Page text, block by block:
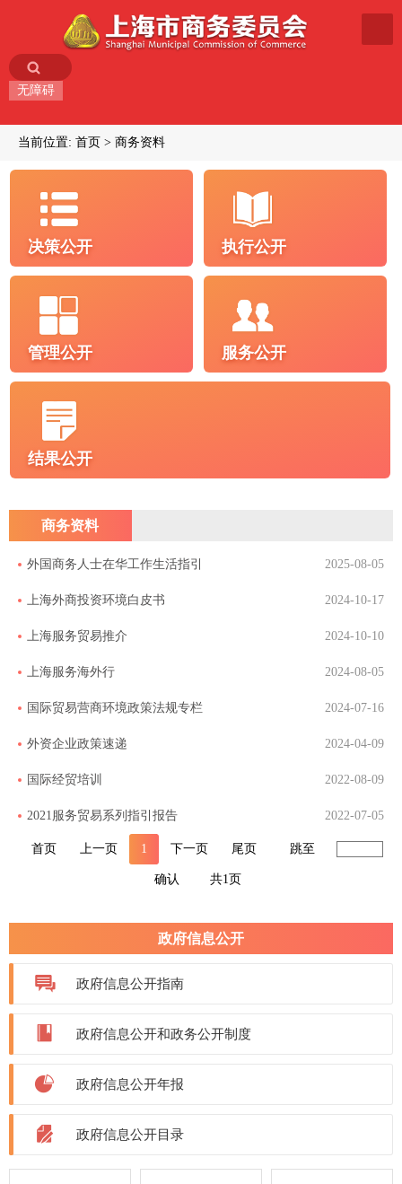
无障碍
当前位置: 首页 商务资料
决策公开 执行公开
管理公开 服务公开
结果公开
商务资料
外国商务人士在华工作生活指引 2025-08-05
上海外商投资环境白皮书 2024-10-17
上海服务贸易推介 2024-10-10
上海服务海外行 2024-08-05
国际贸易营商环境政策法规专栏 2024-07-16
外资企业政策速递 2024-04-09
国际经贸培训 2022-08-09
2021服务贸易系列指引报告 2022-07-05
首页 上一页 1 下一页 尾页 跳至
确认 共1页
政府信息公开
政府信息公开指南
政府信息公开和政务公开制度
政府信息公开年报
政府信息公开目录